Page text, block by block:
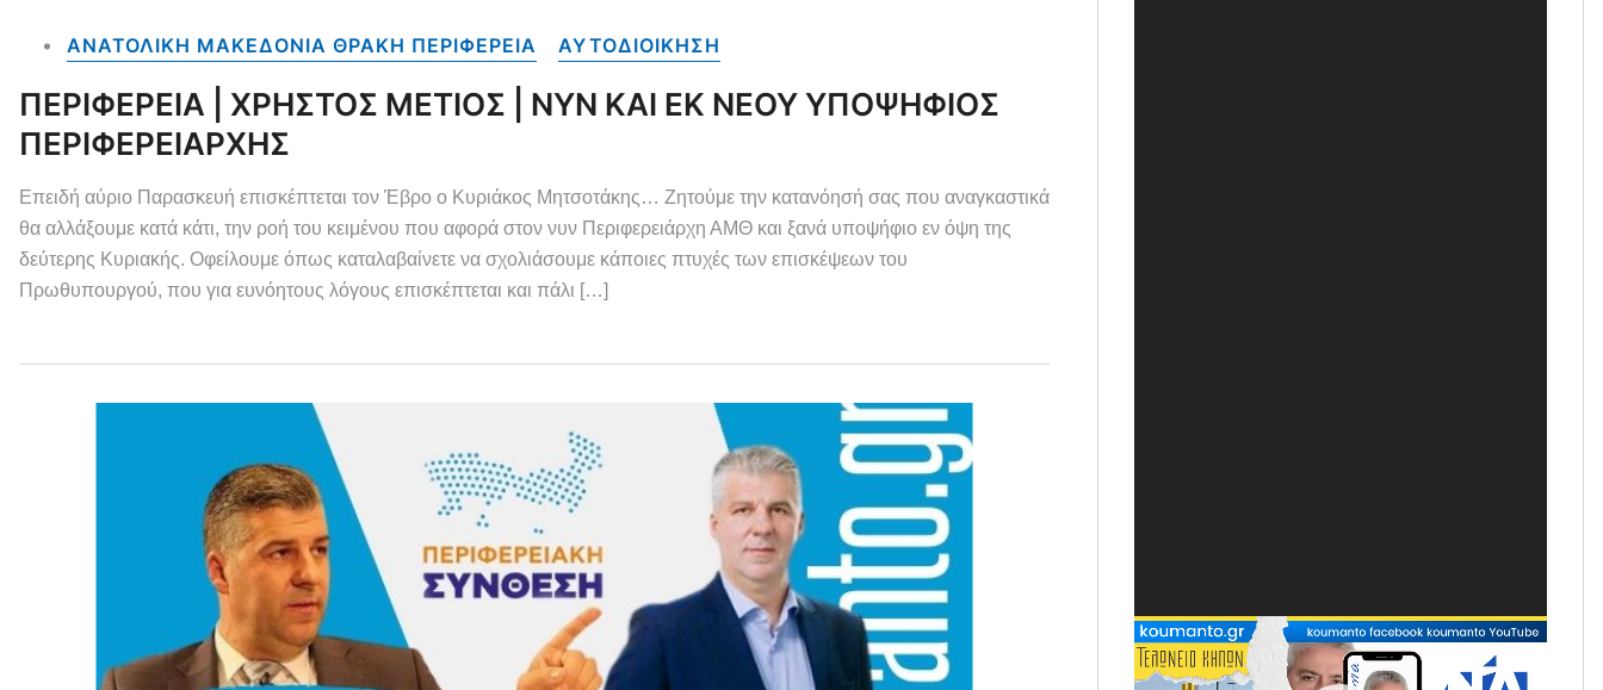
ΑΝΑΤΟΛΙΚΗ ΜΑΚΕΔΟΝΙΑ ΘΡΑΚΗ ΠΕΡΙΦΕΡΕΙΑ ΑΥΤΟΔΙΟΙΚΗΣΗ
ΠΕΡΙΦΕΡΕΙΑ | ΧΡΗΣΤΟΣ ΜΕΤΙΟΣ | ΝΥΝ ΚΑΙ ΕΚ ΝΕΟΥ ΥΠΟΨΗΦΙΟΣ
ΠΕΡΙΦΕΡΕΙΑΡΧΗΣ
Επειδή αύριο Παρασκευή επισκέπτεται τον Έβρο ο Κυριάκος Μητσοτάκης… Ζητούμε την κατανόησή σας που αναγκαστικά
θα αλλάξουμε κατά κάτι, την ροή του κειμένου που αφορά στον νυν Περιφερειάρχη ΑΜΘ και ξανά υποψήφιο εν όψη της
δεύτερης Κυριακής. Οφείλουμε όπως καταλαβαίνετε να σχολιάσουμε κάποιες πτυχές των επισκέψεων του
Πρωθυπουργού, που για ευνόητους λόγους επισκέπτεται και πάλι […]